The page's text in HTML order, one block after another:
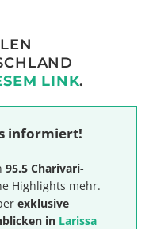
LINK.
informiert!
95.5 Charivari-
Highlights mehr.
exklusive
in Larissa